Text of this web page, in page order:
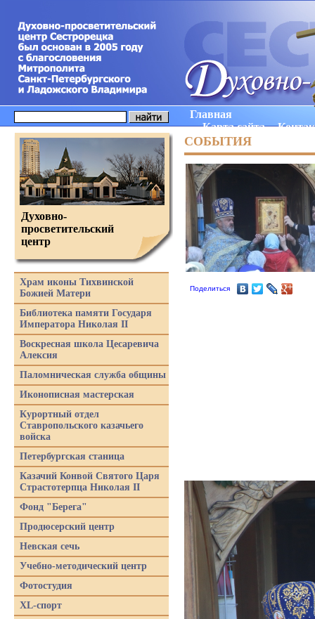
Главная
Карта сайта
СОБЫТИЯ
Поделиться
Духовно-
просветительский
центр
Храм иконы Тихвинской
Божией Матери
Библиотека памяти Государя
Императора Николая II
Воскресная школа Цесаревича
Алексия
Паломническая служба общины
Иконописная мастерская
Курортный отдел
Ставропольского казачьего
войска
Петербургская станица
Казачий Конвой Святого Царя
Страстотерпца Николая II
Фонд "Берега"
Продюсерский центр
Невская сечь
Учебно-методический центр
Фотостудия
XL-спорт